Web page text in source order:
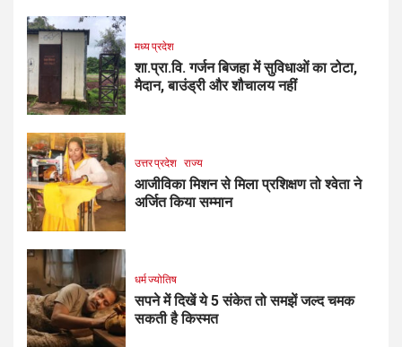
मध्य प्रदेश
शा.प्रा.वि. गर्जन बिजहा में सुविधाओं का टोटा,
मैदान, बाउंड्री और शौचालय नहीं
उत्तर प्रदेश राज्य
आजीविका मिशन से मिला प्रशिक्षण तो श्वेता ने
अर्जित किया सम्मान
धर्म ज्योतिष
सपने में दिखें ये 5 संकेत तो समझें जल्द चमक
सकती है किस्मत